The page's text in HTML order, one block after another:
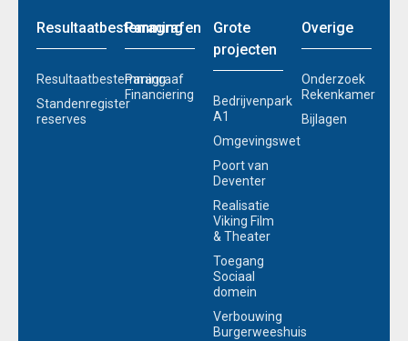
Resultaatbestemming
Resultaatbestemming
Standenregister
reserves
Paragrafen
Paragraaf
Financiering
Grote
projecten
Bedrijvenpark
A1
Omgevingswet
Poort van
Deventer
Realisatie
Viking Film
& Theater
Toegang
Sociaal
domein
Verbouwing
Burgerweeshuis
Overige
Onderzoek
Rekenkamer
Bijlagen